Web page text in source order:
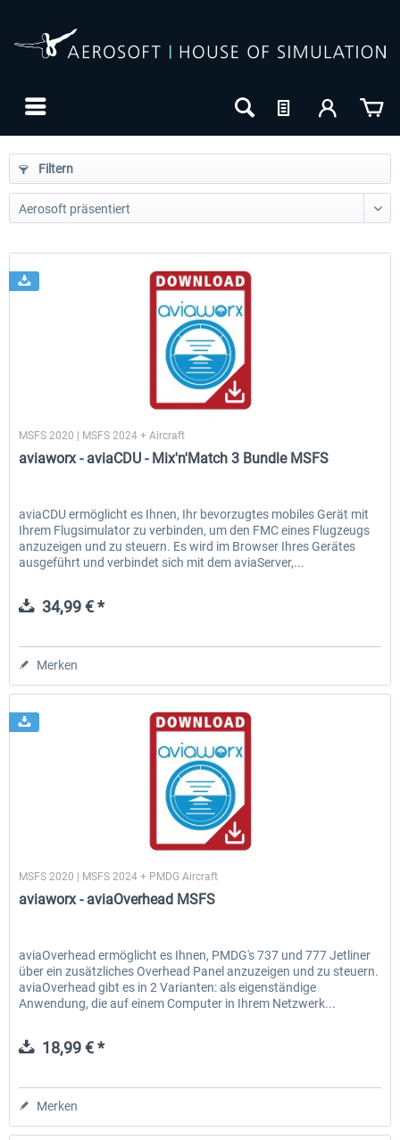
0,00 € * 35,69 € *
Filtern
MSFS 2020 | MSFS 2024 + Aircraft
aviaworx - aviaCDU - Mix'n'Match 3 Bundle MSFS
aviaCDU ermöglicht es Ihnen, Ihr bevorzugtes mobiles Gerät mit
Ihrem Flugsimulator zu verbinden, um den FMC eines Flugzeugs
anzuzeigen und zu steuern. Es wird im Browser Ihres Gerätes
ausgeführt und verbindet sich mit dem aviaServer,...
34,99 € *
Merken
MSFS 2020 | MSFS 2024 + PMDG Aircraft
aviaworx - aviaOverhead MSFS
aviaOverhead ermöglicht es Ihnen, PMDG's 737 und 777 Jetliner
über ein zusätzliches Overhead Panel anzuzeigen und zu steuern.
aviaOverhead gibt es in 2 Varianten: als eigenständige
Anwendung, die auf einem Computer in Ihrem Netzwerk...
18,99 € *
Merken